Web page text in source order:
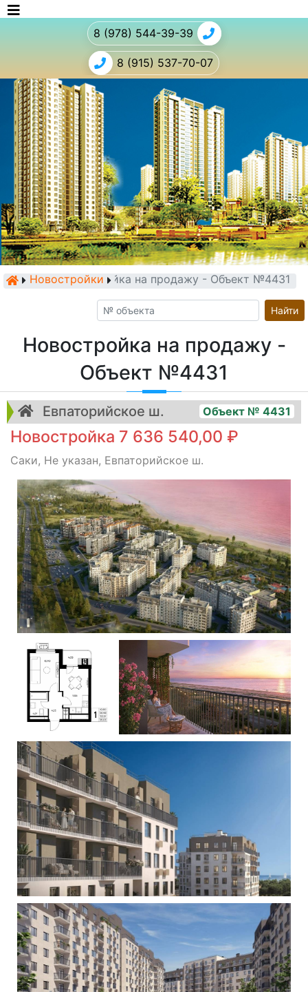
8 (978) 544-39-39
8 (915) 537-70-07
Новостройки
Новостройка на продажу - Объект №4431
Найти
Новостройка на продажу -
Объект №4431
Евпаторийское ш. Объект № 4431
Новостройка 7 636 540,00 ₽
Саки, Не указан, Евпаторийское ш.